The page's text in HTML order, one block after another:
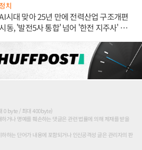
정치
시대 맞아 25년 만에 전력산업 구조개편
시동, '발전5사 통합' 넘어 '한전 지주사' 재편
0 byte / 최대 400byte)
거나 명예를 훼손하는 댓글은 관련 법률에 의해 제재를 받을
하는 단어가 내용에 포함되거나 인신공격성 글은 관리자의 판